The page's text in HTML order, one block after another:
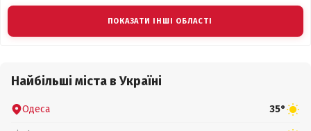
ПОКАЗАТИ ІНШІ ОБЛАСТІ
Найбільші міста в Україні
Одеса 35°